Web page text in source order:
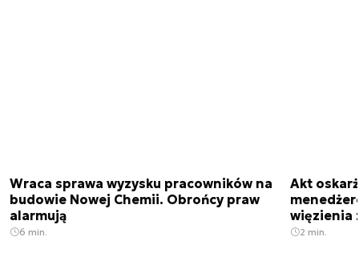
Wraca sprawa wyzysku pracowników na
budowie Nowej Chemii. Obrońcy praw
alarmują
6 min.
Akt
więzienia
2 min.